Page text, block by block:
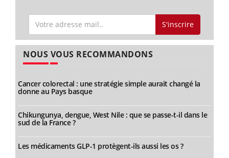
S'inscrire
NOUS VOUS RECOMMANDONS
Cancer colorectal : une stratégie simple aurait changé la
donne au Pays basque
Chikungunya, dengue, West Nile : que se passe-t-il dans le
sud de la France ?
Les médicaments GLP-1 protègent-ils aussi les os ?